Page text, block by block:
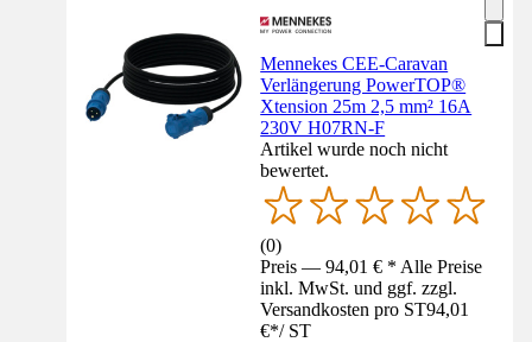
Mennekes CEE-Caravan
Verlängerung PowerTOP®
Xtension 25m 2,5 mm² 16A
230V H07RN-F
Artikel wurde noch nicht
bewertet.
(0)
Preis — 94,01 € * Alle Preise
inkl. MwSt. und ggf. zzgl.
Versandkosten pro ST94,01
€*/ ST